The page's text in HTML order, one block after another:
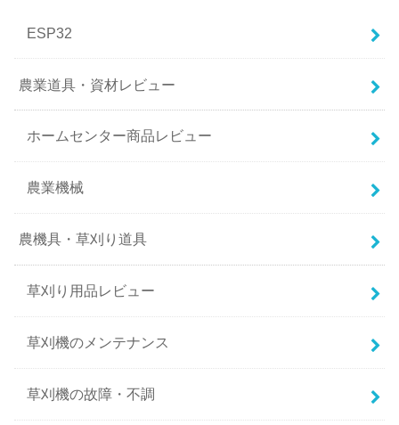
ESP32
農業道具・資材レビュー
ホームセンター商品レビュー
農業機械
農機具・草刈り道具
草刈り用品レビュー
草刈機のメンテナンス
草刈機の故障・不調